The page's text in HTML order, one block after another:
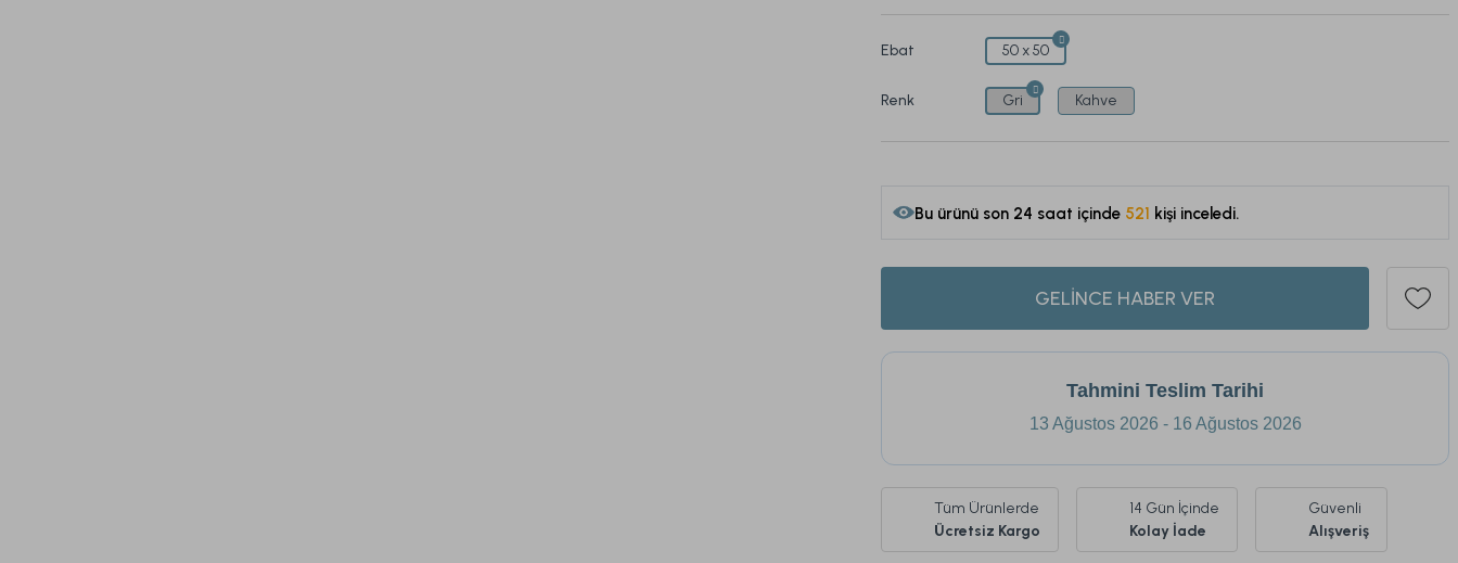
Ebat 50 x 50
Renk Gri Kahve
521
Bu ürünü son 1 hafta içinde98kişi sepetine ekledi.
GELİNCE HABER VER
Tahmini Teslim Tarihi
13 Ağustos 2026 - 16 Ağustos 2026
Tüm Ürünlerde
Ücretsiz Kargo
14 Gün İçinde
Kolay İade
Güvenli
Alışveriş